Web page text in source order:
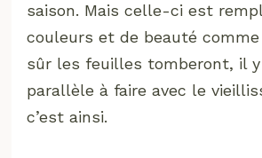
saison. Mais celle-ci est
couleurs et de beauté comme
sûr les feuilles tomberont, il
parallèle à faire avec le
c’est ainsi.